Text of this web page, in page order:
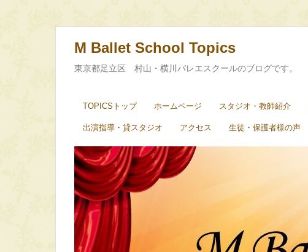
M Ballet School Topics
東京都足立区 村山・横川バレエスクールのブログです。
TOPICSトップ ホームページ スタジオ・教師紹介
出演指導・貸スタジオ アクセス 生徒・保護者様の声